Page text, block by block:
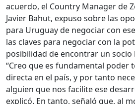
acuerdo, el Country Manager de
Javier Bahut, expuso sobre las
para Uruguay de negociar con
las claves para negociar con la
posibilidad de encontrar un socio
“Creo que es fundamental poder
directa en el país, y por tanto
alguien que nos facilite ese
explicó. En tanto, señaló que, al